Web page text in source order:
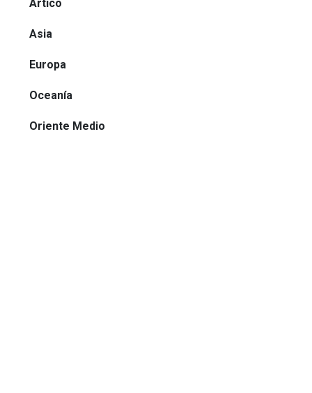
Ártico
Asia
Europa
Oceanía
Oriente Medio